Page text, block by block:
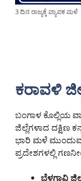
3 ದಿನ ರಾಜ್ಯಕ್ಕೆ ವ್ಯಾಪಕ ಮಳೆ
ಕರಾವಳಿ
ಬಂಗಾಳ ಕೊಲ್ಲಿಯ
ಜಿಲ್ಲೆಗಳಾದ ದಕ್ಷಿಣ
ಭಾರಿ ಮಳೆ
ಪ್ರದೇಶಗಳಲ್ಲಿ
ಬೆಳಗಾವಿ